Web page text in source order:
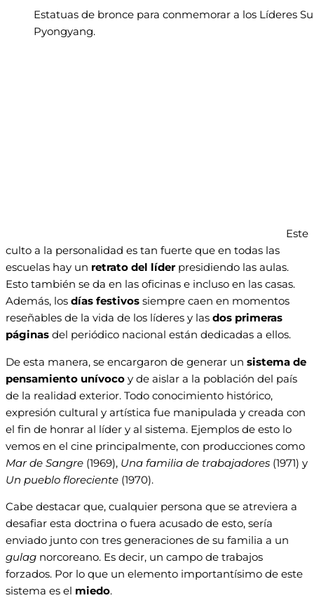
Estatuas de bronce para conmemorar a los Líderes
Pyongyang.
Este
culto a la personalidad es tan fuerte que en todas las
escuelas hay un retrato del líderpresidiendo las aulas.
Esto también se da en las oficinas e incluso en las casas.
Además, los días festivos siempre caen en momentos
reseñables de la vida de los líderes y las dos primeras
páginas del periódico nacional están dedicadas a ellos.
De esta manera, se encargaron de generar un sistema de
pensamiento unívoco y de aislar a la población del país
de la realidad exterior. Todo conocimiento histórico,
expresión cultural y artística fue manipulada y creada con
el fin de honrar al líder y al sistema. Ejemplos de esto lo
vemos en el cine principalmente, con producciones como
Mar de Sangre (1969), Una familia de trabajadores (1971) y
Un pueblo floreciente (1970).
Cabe destacar que, cualquier persona que se atreviera a
desafiar esta doctrina o fuera acusado de esto, sería
enviado junto con tres generaciones de su familia a un
gulag norcoreano. Es decir, un campo de trabajos
forzados. Por lo que un elemento importantísimo de este
sistema es el miedo.